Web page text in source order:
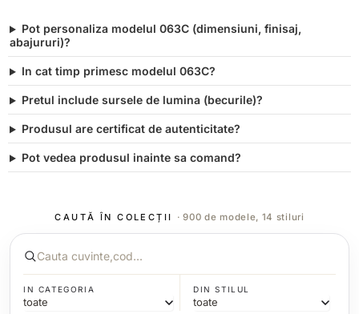
Pot personaliza modelul 063C (dimensiuni, finisaj,
abajururi)?
In cat timp primesc modelul 063C?
Pretul include sursele de lumina (becurile)?
Produsul are certificat de autenticitate?
Pot vedea produsul inainte sa comand?
CAUTĂ ÎN COLECȚII · 900 de modele, 14 stiluri
IN CATEGORIA DIN STILUL